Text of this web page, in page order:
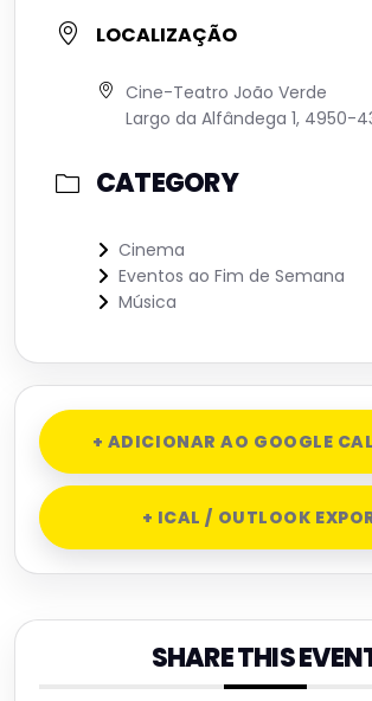
LOCALIZAÇÃO
Cine-Teatro João Verde
Largo da Alfândega 1, 4950-
CATEGORY
Cinema
Eventos ao Fim de Semana
Música
+ ADICIONAR AO GOOGLE
+ ICAL / OUTLOOK
SHARE THIS